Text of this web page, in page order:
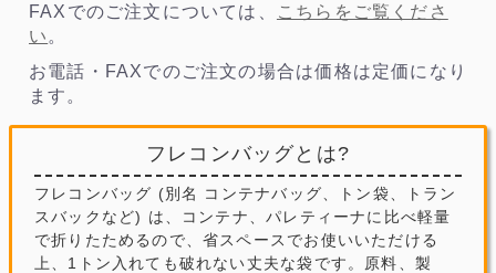
FAXでのご注文については、
こちらをご覧くださ
い 。
お電話・FAXでのご注文の場合は価格は定価になり
ます。
フレコンバッグとは?
フレコンバッグ (別名 コンテナバッグ、トン袋、トラン
スバックなど) は、コンテナ、パレティーナに比べ軽量
で折りたためるので、省スペースでお使いいただける
上、1トン入れても破れない丈夫な袋です。原料、製